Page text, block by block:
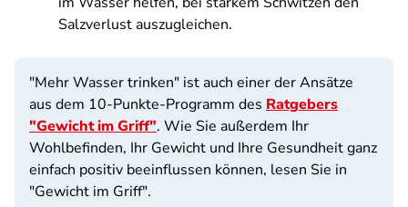
Salzverlust auszugleichen.
"Mehr Wasser trinken" ist auch einer der Ansätze
aus dem 10-Punkte-Programm des Ratgebers
"Gewicht im Griff". Wie Sie außerdem Ihr
Wohlbefinden, Ihr Gewicht und Ihre Gesundheit ganz
einfach positiv beeinflussen können, lesen Sie in
"Gewicht im Griff".